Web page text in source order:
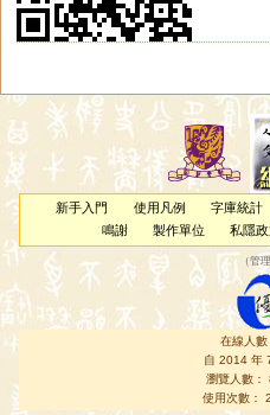
新手入門 使用凡例 字庫統計
鳴謝
製作單位 私隱
（管
在線人
自 2014 年
瀏覽人數：
使用次數：